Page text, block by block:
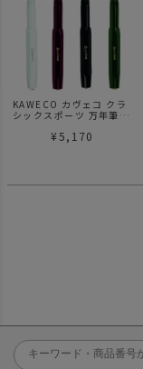
KAWECO カヴェコ クラ
シックスポーツ 万年筆
¥ 5,170